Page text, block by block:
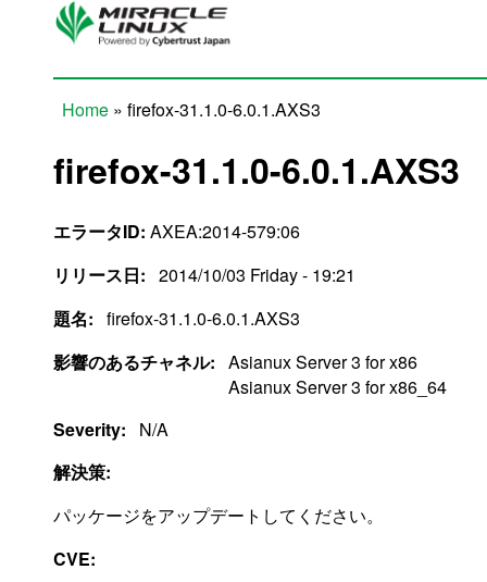
Skip to main content
Home » firefox-31.1.0-6.0.1.AXS3
firefox-31.1.0-6.0.1.AXS3
エラータID: AXEA:2014-579:06
リリース日: 2014/10/03 Friday - 19:21
題名: firefox-31.1.0-6.0.1.AXS3
影響のあるチャネル: Asianux Server 3 for x86
Asianux Server 3 for x86_64
Severity:
N/A
解決策:
パッケージをアップデートしてください。
CVE: